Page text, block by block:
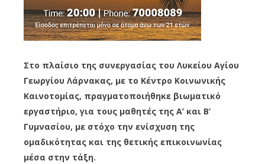
Στο πλαίσιο της συνεργασίας του Λυκείου Αγίου
Γεωργίου Λάρνακας, με το Κέντρο Κοινωνικής
Καινοτομίας, πραγματοποιήθηκε βιωματικό
εργαστήριο, για τους μαθητές της Α’ και Β’
Γυμνασίου, με στόχο την ενίσχυση της
ομαδικότητας και της θετικής επικοινωνίας
μέσα στην τάξη.